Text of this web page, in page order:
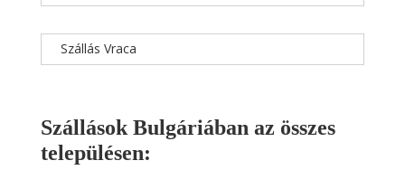
Szállás Vraca
Szállások Bulgáriában az összes
településen: